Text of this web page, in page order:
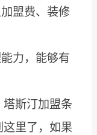
盟费、装修
力，能够有
斯汀加盟条
里了，如果